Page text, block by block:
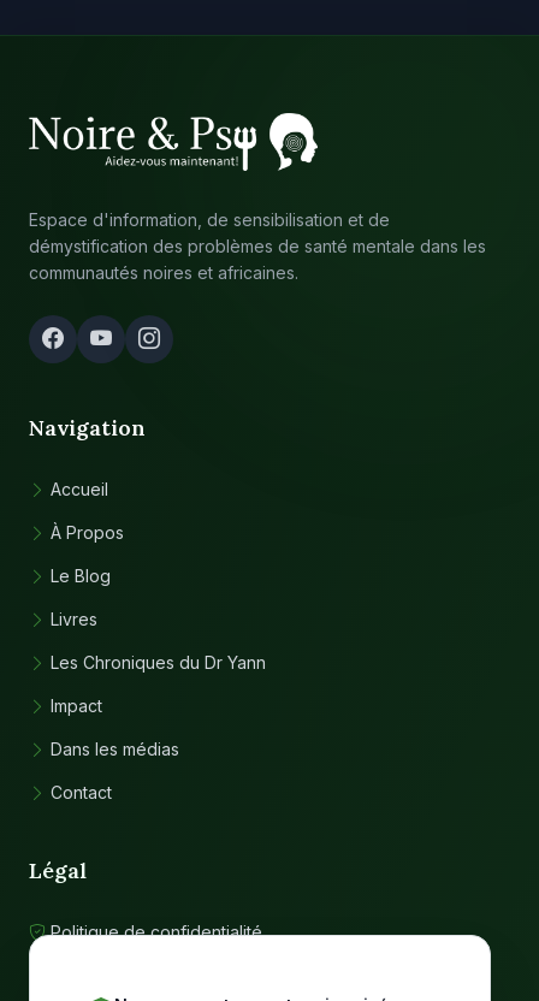
Espace d'information, de sensibilisation et de
démystification des problèmes de santé mentale dans les
communautés noires et africaines.
Navigation
Accueil
À Propos
Le Blog
Livres
Les Chroniques du Dr Yann
Impact
Dans les médias
Contact
Légal
Politique de confidentialité